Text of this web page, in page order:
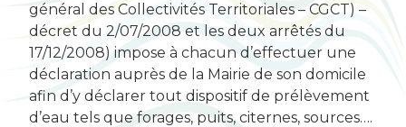
général des Collectivités Territoriales – CGCT) –
décret du 2/07/2008 et les deux arrêtés du
17/12/2008) impose à chacun d’effectuer une
déclaration auprès de la Mairie de son domicile
afin d’y déclarer tout dispositif de prélèvement
d’eau tels que forages, puits, citernes, sources….